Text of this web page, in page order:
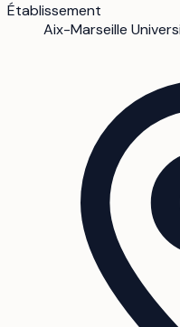
Établissement
Aix-Marseille